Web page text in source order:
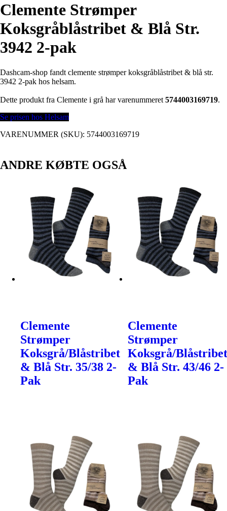
Clemente Strømper
Koksgråblåstribet & Blå Str.
3942 2-pak
Dashcam-shop fandt clemente strømper koksgråblåstribet & blå str.
3942 2-pak hos helsam.
Dette produkt fra Clemente i grå har varenummeret 5744003169719.
Se prisen hos Helsam
VARENUMMER (SKU): 5744003169719
ANDRE KØBTE OGSÅ
Clemente
Strømper
Koksgrå/Blåstribet
& Blå Str. 35/38 2-
Pak
Clemente
Strømper
Koksgrå/
& Blå Str. 43/46 2-
Pak